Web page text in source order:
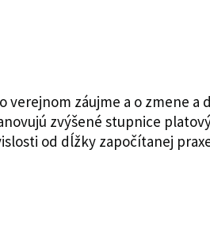
verejnom záujme a o zmene a
zvýšené stupnice
od dĺžky započítanej